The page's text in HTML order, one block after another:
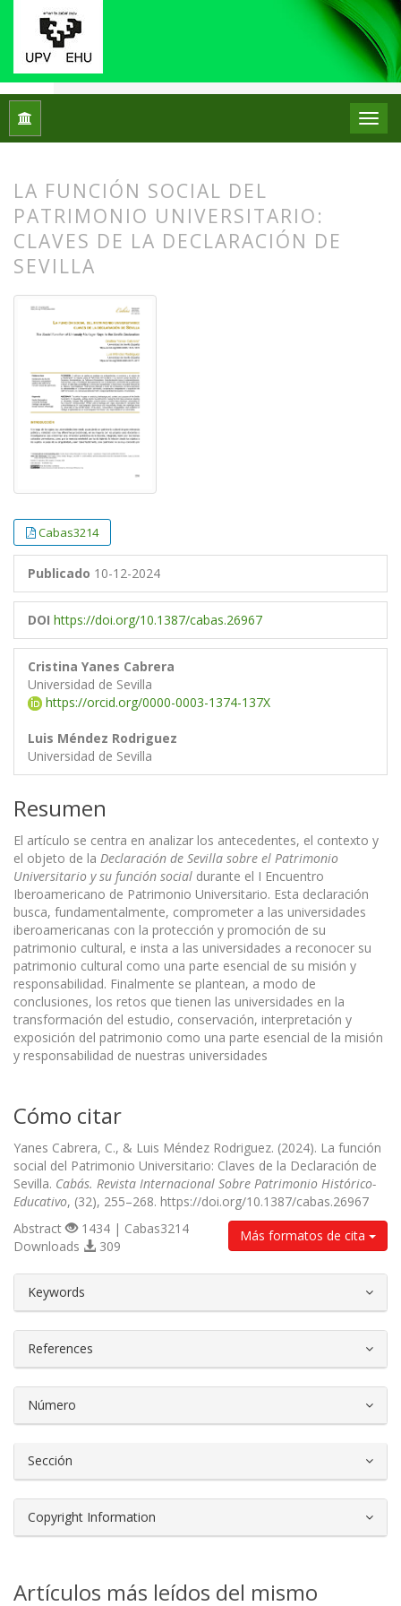
Inicio
LA FUNCIÓN SOCIAL DEL
PATRIMONIO UNIVERSITARIO:
CLAVES DE LA DECLARACIÓN DE
SEVILLA
Cabas3214
Publicado 10-12-2024
DOI https://doi.org/10.1387/cabas.26967
Cristina Yanes Cabrera
Universidad de Sevilla
https://orcid.org/0000-0003-1374-137X
Luis Méndez Rodriguez
Universidad de Sevilla
Resumen
El artículo se centra en analizar los antecedentes, el contexto y
el objeto de la Declaración de Sevilla sobre el Patrimonio
Universitario y su función social durante el I Encuentro
Iberoamericano de Patrimonio Universitario. Esta declaración
busca, fundamentalmente, comprometer a las universidades
iberoamericanas con la protección y promoción de su
patrimonio cultural, e insta a las universidades a reconocer su
patrimonio cultural como una parte esencial de su misión y
responsabilidad. Finalmente se plantean, a modo de
conclusiones, los retos que tienen las universidades en la
transformación del estudio, conservación, interpretación y
exposición del patrimonio como una parte esencial de la misión
y responsabilidad de nuestras universidades
Cómo citar
Yanes Cabrera, C., & Luis Méndez Rodriguez. (2024). La función
social del Patrimonio Universitario: Claves de la Declaración de
Sevilla. Cabás. Revista Internacional Sobre Patrimonio Histórico-
Educativo, (32), 255–268. https://doi.org/10.1387/cabas.26967
Más formatos de cita
Abstract
1434 | Cabas3214
Downloads
309
Keywords
References
Número
Sección
Copyright Information
Artículos más leídos del mismo